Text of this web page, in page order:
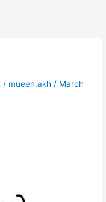
/ mueen.akh/ March